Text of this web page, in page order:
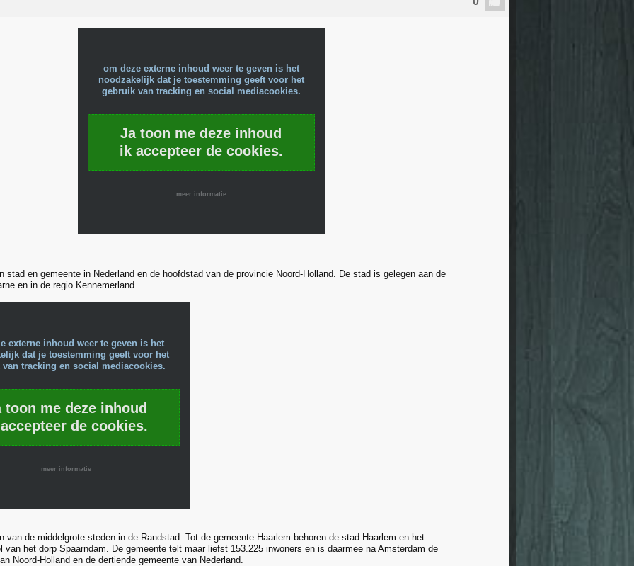
om deze externe inhoud weer te geven is het
noodzakelijk dat je toestemming geeft voor het
gebruik van tracking en social mediacookies.
Ja toon me deze inhoud
ik accepteer de cookies.
meer informatie
stad en gemeente in Nederland en de hoofdstad van de provincie Noord-Holland. De stad is gelegen aan de
en in de regio Kennemerland.
externe inhoud weer te geven is het
dat je toestemming geeft voor het
tracking en social mediacookies.
toon me deze inhoud
de cookies.
meer informatie
van de middelgrote steden in de Randstad. Tot de gemeente Haarlem behoren de stad Haarlem en het
van het dorp Spaarndam. De gemeente telt maar liefst 153.225 inwoners en is daarmee na Amsterdam de
Noord-Holland en de dertiende gemeente van Nederland.